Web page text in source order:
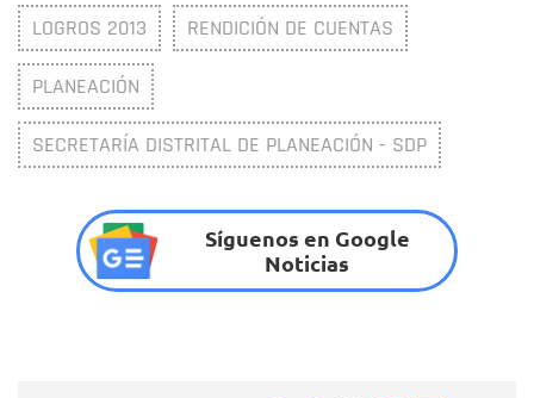
LOGROS 2013 RENDICIÓN DE CUENTAS
PLANEACIÓN
SECRETARÍA DISTRITAL DE PLANEACIÓN - SDP
Síguenos en Google
Noticias